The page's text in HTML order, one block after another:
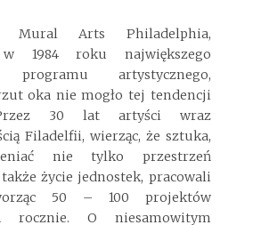
Mural Arts Philadelphia,
w 1984 roku największego
programu artystycznego,
oka nie mogło tej tendencji
30 lat artyści wraz
Filadelfii, wierząc, że sztuka,
nie tylko przestrzeń
życie jednostek, pracowali
50 – 100 projektów
rocznie. O niesamowitym